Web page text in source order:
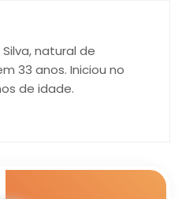
natural de
33 anos. Iniciou no
de idade.